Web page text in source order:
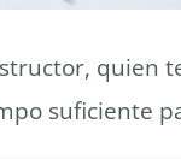
quien
suficiente